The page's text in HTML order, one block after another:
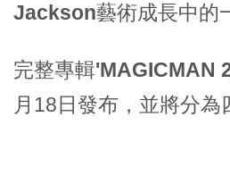
Jackson藝術成長中的
完整專輯'MAGICMAN
月18日發布，並將分為